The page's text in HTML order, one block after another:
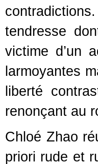
tendresse
victime d’un
larmoyantes
liberté
renonçant au
Chloé Zhao
priori rude et